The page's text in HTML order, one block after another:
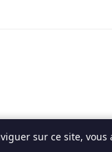
sur ce site,